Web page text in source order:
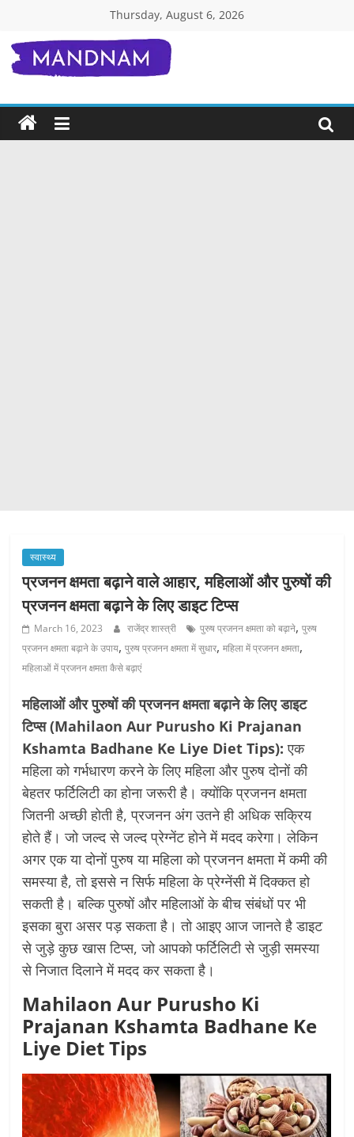
content
Thursday, August 6, 2026
Mandnam.com
जाने
एक-
स्वास्थ्य
प्रजनन क्षमता बढ़ाने वाले आहार, महिलाओं और पुरुषों की
प्रजनन क्षमता बढ़ाने के लिए डाइट टिप्स
March 16, 2023 राजेंद्र शास्त्री पुरुष प्रजनन क्षमता को बढ़ाने,पुरुष
प्रजनन क्षमता बढ़ाने के उपाय,पुरुष प्रजनन क्षमता में सुधार,महिला में प्रजनन क्षमता,
महिलाओं में प्रजनन क्षमता कैसे बढ़ाएं
महिलाओं और पुरुषों की प्रजनन क्षमता बढ़ाने के लिए डाइट
टिप्स (Mahilaon Aur Purusho Ki Prajanan
Kshamta Badhane Ke Liye Diet Tips): एक
महिला को गर्भधारण करने के लिए महिला और पुरुष दोनों की
बेहतर फर्टिलिटी का होना जरूरी है। क्योंकि प्रजनन क्षमता
जितनी अच्छी होती है, प्रजनन अंग उतने ही अधिक सक्रिय
होते हैं। जो जल्द से जल्द प्रेग्नेंट होने में मदद करेगा। लेकिन
अगर एक या दोनों पुरुष या महिला को प्रजनन क्षमता में कमी की
समस्या है, तो इससे न सिर्फ महिला के प्रेग्नेंसी में दिक्कत हो
सकती है। बल्कि पुरुषों और महिलाओं के बीच संबंधों पर भी
इसका बुरा असर पड़ सकता है। तो आइए आज जानते है डाइट
से जुड़े कुछ खास टिप्स, जो आपको फर्टिलिटी से जुड़ी समस्या
से निजात दिलाने में मदद कर सकता है।
Mahilaon Aur Purusho Ki
Prajanan Kshamta Badhane Ke
Liye Diet Tips